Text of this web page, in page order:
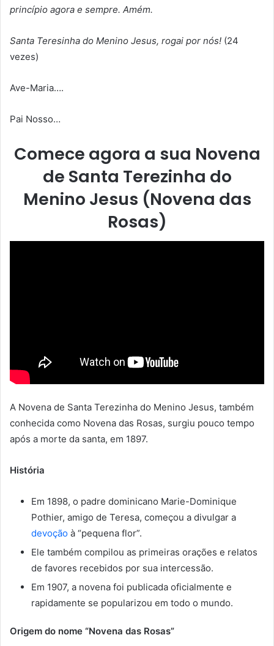
princípio agora e sempre. Amém.
Santa Teresinha do Menino Jesus, rogai por nós! (24
vezes)
Ave-Maria….
Pai Nosso…
Comece agora a sua Novena
de Santa Terezinha do
Menino Jesus (Novena das
Rosas)
A Novena de Santa Terezinha do Menino Jesus, também
conhecida como Novena das Rosas, surgiu pouco tempo
após a morte da santa, em 1897.
História
Em 1898, o padre dominicano Marie-Dominique
Pothier, amigo de Teresa, começou a divulgar a
devoção à “pequena flor”.
Ele também compilou as primeiras orações e relatos
de favores recebidos por sua intercessão.
Em 1907, a novena foi publicada oficialmente e
rapidamente se popularizou em todo o mundo.
Origem do nome “Novena das Rosas”